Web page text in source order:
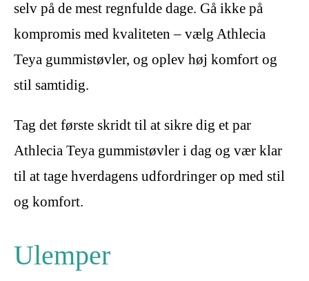
selv på de mest regnfulde dage. Gå ikke på
kompromis med kvaliteten – vælg Athlecia
Teya gummistøvler, og oplev høj komfort og
stil samtidig.
Tag det første skridt til at sikre dig et par
Athlecia Teya gummistøvler i dag og vær klar
til at tage hverdagens udfordringer op med stil
og komfort.
Ulemper